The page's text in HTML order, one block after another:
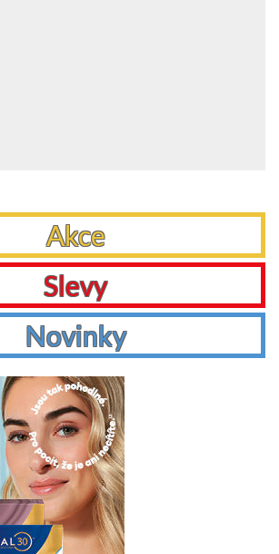
Akce
Slevy
Novinky